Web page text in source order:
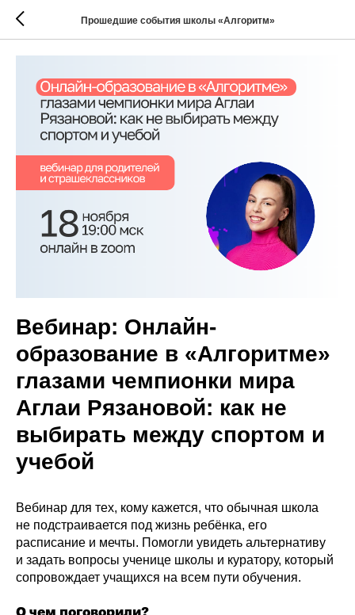
Прошедшие события школы «Алгоритм»
Вебинар: Онлайн-
образование в «Алгоритме»
глазами чемпионки мира
Аглаи Рязановой: как не
выбирать между спортом и
учебой
Вебинар для тех, кому кажется, что обычная школа
не подстраивается под жизнь ребёнка, его
расписание и мечты. Помогли увидеть альтернативу
и задать вопросы ученице школы и куратору, который
сопровождает учащихся на всем пути обучения.